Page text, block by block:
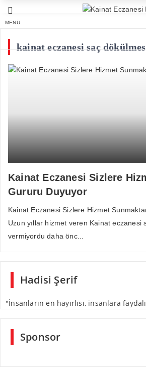
MENÜ
kainat eczanesi saç
Kainat Eczanesi Sizlere
Gururu Duyuyor
Kainat Eczanesi Sizlere Hizmet
Uzun yıllar hizmet veren Kainat eczanesi
vermiyordu daha önc...
Hadisi Şerif
"İnsanların en hayırlısı, insanlara
Sponsor